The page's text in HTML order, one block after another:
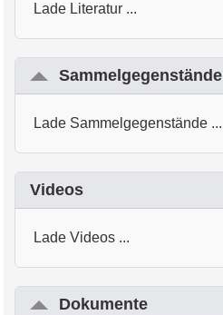
Lade Literatur ...
Sammelgegenstände
Lade Sammelgegenstände ...
Videos
Lade Videos ...
Dokumente